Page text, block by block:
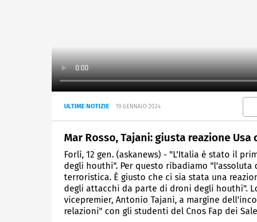
ULTIME NOTIZIE 19 GENNAIO 2024
Mar Rosso, Tajani: giusta reazione
Forlì, 12 gen. (askanews) - "L'Italia è stato il
degli houthi". Per questo ribadiamo "l'assoluta
terroristica. È giusto che ci sia stata una
degli attacchi da parte di droni degli houthi".
vicepremier, Antonio Tajani, a margine
relazioni" con gli studenti del Cnos Fap dei